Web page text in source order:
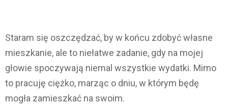
Staram się oszczędzać, by w końcu zdobyć własne
mieszkanie, ale to niełatwe zadanie, gdy na mojej
głowie spoczywają niemal wszystkie wydatki. Mimo
to pracuję ciężko, marząc o dniu, w którym będę
mogła zamieszkać na swoim.